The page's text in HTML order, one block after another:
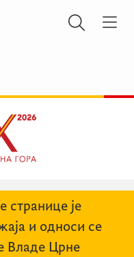
странице је
и односи се
Владе Црне